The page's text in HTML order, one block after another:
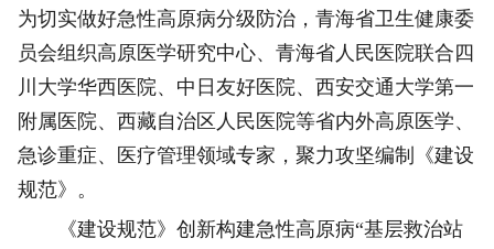
为切实做好急性高原病分级防治，青海省卫生健康委
员会组织高原医学研究中心、青海省人民医院联合四
川大学华西医院、中日友好医院、西安交通大学第一
附属医院、西藏自治区人民医院等省内外高原医学、
急诊重症、医疗管理领域专家，聚力攻坚编制《建设
规范》。
《建设规范》创新构建急性高原病“基层救治站